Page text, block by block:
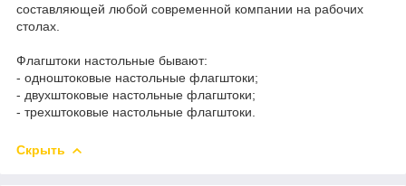
составляющей любой современной компании на рабочих
столах.
Флагштоки настольные бывают:
- одноштоковые настольные флагштоки;
- двухштоковые настольные флагштоки;
- трехштоковые настольные флагштоки.
Скрыть